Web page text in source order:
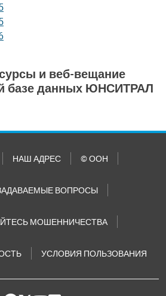
и веб-вещание
базе данных ЮНСИТРАЛ
НАШ АДРЕС © ООН
ВОПРОСЫ
МОШЕННИЧЕСТВА
УСЛОВИЯ ПОЛЬЗОВАНИЯ